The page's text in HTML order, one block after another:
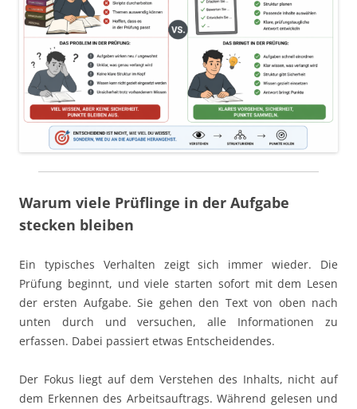
Warum viele Prüflinge in der Aufgabe
stecken bleiben
Ein typisches Verhalten zeigt sich immer wieder. Die
Prüfung beginnt, und viele starten sofort mit dem Lesen
der ersten Aufgabe. Sie gehen den Text von oben nach
unten durch und versuchen, alle Informationen zu
erfassen. Dabei passiert etwas Entscheidendes.
Der Fokus liegt auf dem Verstehen des Inhalts, nicht auf
dem Erkennen des Arbeitsauftrags. Während gelesen und